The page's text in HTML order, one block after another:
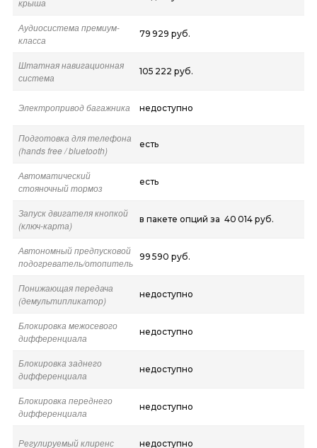
Аудиосистема премиум-
класса
79 929 руб.
Штатная навигационная
система
105 222 руб.
Электропривод багажника недоступно
Подготовка для телефона
(hands free / bluetooth)
есть
Автоматический
стояночный тормоз
есть
Запуск двигателя кнопкой
(ключ-карта)
в пакете опций за 40 014 руб.
Автономный предпусковой
подогреватель/отопитель
99 590 руб.
Понижающая передача
(демультипликатор)
недоступно
Блокировка межосевого
дифференциала
недоступно
Блокировка заднего
дифференциала
недоступно
Блокировка переднего
дифференциала
недоступно
Регулируемый клиренс недоступно